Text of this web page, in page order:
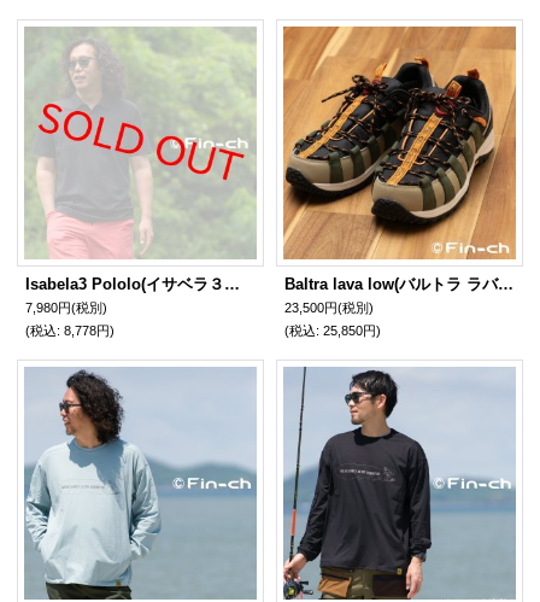
Isabela3 Pololo(イサベラ３ポロロ) 漆黒色（しっこく）7月20日頃発送予定
7,980円(税別)
(税込: 8,778円)
Baltra lava low(バルトラ ラバ ロー) 婚姻色（こんいんいろ）7月末頃発送予定
23,500円(税別)
(税込: 25,850円)